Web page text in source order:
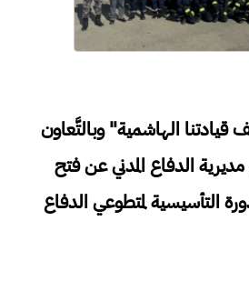
الهاشمية" وبالتَّعاون
الدفاع المدني عن فتح
التأسيسية لمتطوعي الدفاع